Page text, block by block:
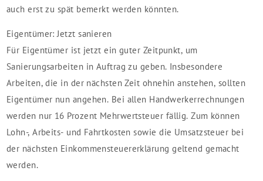
auch erst zu spät bemerkt werden könnten.
Eigentümer: Jetzt sanieren
Für Eigentümer ist jetzt ein guter Zeitpunkt, um
Sanierungsarbeiten in Auftrag zu geben. Insbesondere
Arbeiten, die in der nächsten Zeit ohnehin anstehen, sollten
Eigentümer nun angehen. Bei allen Handwerkerrechnungen
werden nur 16 Prozent Mehrwertsteuer fällig. Zum können
Lohn-, Arbeits- und Fahrtkosten sowie die Umsatzsteuer bei
der nächsten Einkommensteuererklärung geltend gemacht
werden.